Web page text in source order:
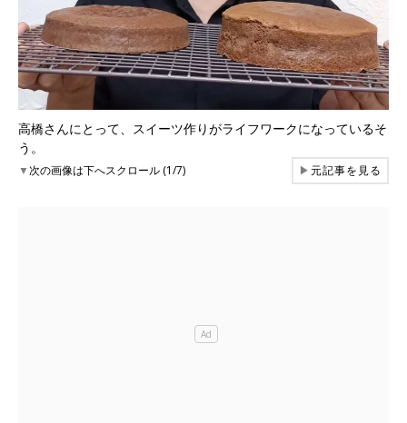
高橋さんにとって、スイーツ作りがライフワークになっているそ
う。
▼次の画像は下へスクロール (1/7) ▶元記事を見る